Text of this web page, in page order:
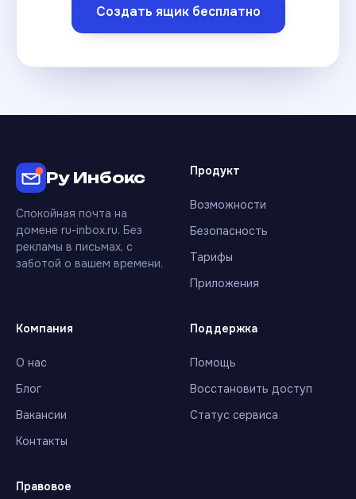
Создать ящик бесплатно
Ру Инбокс
Спокойная почта на
домене ru-inbox.ru. Без
рекламы в письмах, с
заботой о вашем времени.
Продукт
Возможности
Безопасность
Тарифы
Приложения
Компания
О нас
Блог
Вакансии
Контакты
Поддержка
Помощь
Восстановить доступ
Статус сервиса
Правовое